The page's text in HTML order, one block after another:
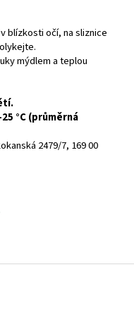
blízkosti očí, na sliznice
mýdlem a teplou
°C (průměrná
2479/7, 169 00